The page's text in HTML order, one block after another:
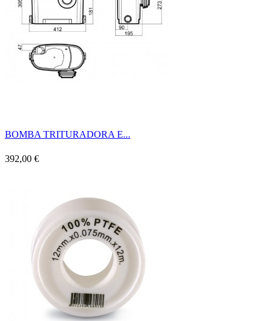
BOMBA TRITURADORA E...
392,00 €